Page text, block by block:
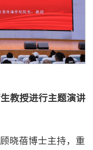
教授进行主题演讲
晓蓓博士主持，重